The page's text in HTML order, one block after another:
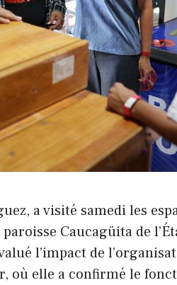
a visité samedi les
Caucagüita de
l’impact de
où elle a confirmé le